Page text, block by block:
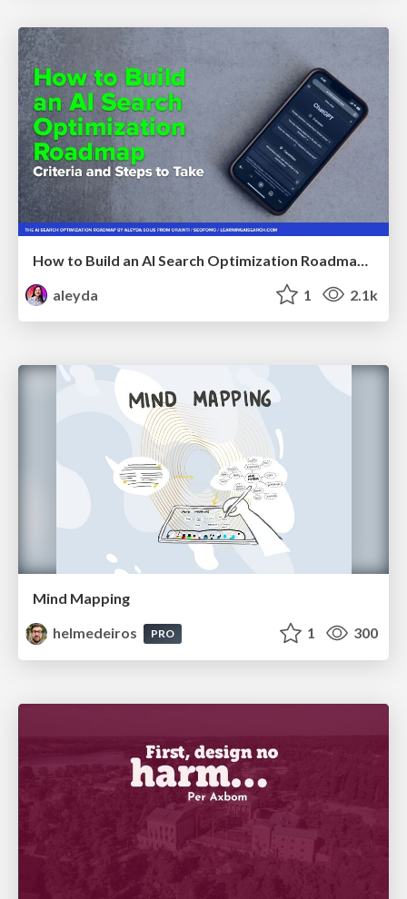
aleyda
1 2.1k
Mind Mapping
helmedeiros
PRO 1 300